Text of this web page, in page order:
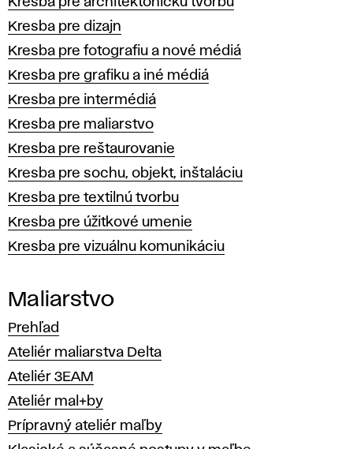
Kresba pre dizajn
Kresba pre fotografiu a nové médiá
Kresba pre grafiku a iné médiá
Kresba pre intermédiá
Kresba pre maliarstvo
Kresba pre reštaurovanie
Kresba pre sochu, objekt, inštaláciu
Kresba pre textilnú tvorbu
Kresba pre úžitkové umenie
Kresba pre vizuálnu komunikáciu
Maliarstvo
Prehľad
Ateliér maliarstva Delta
Ateliér 3EAM
Ateliér mal+by
Prípravný ateliér maľby